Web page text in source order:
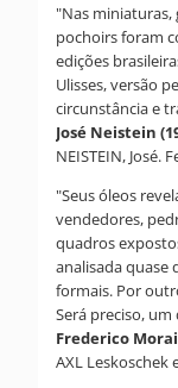
"Nas miniaturas,
pochoirs foram
edições
Ulisses, versão
circunstância e
José Neistein
NEISTEIN, José.
"Seus óleos
vendedores,
quadros
analisada quase
formais. Por
Será preciso,
Frederico
AXL Leskoschek